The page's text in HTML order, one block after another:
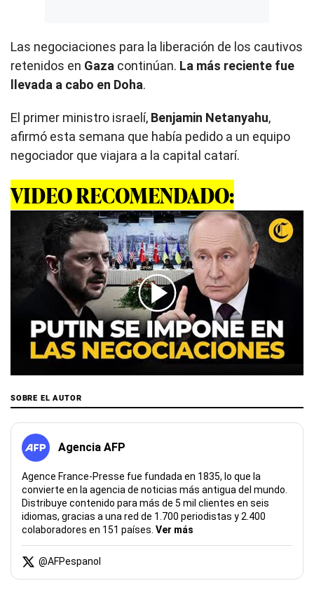
Las negociaciones para la liberación de los cautivos
retenidos en Gaza continúan. La más reciente fue
llevada a cabo en Doha.
El primer ministro israelí, Benjamin Netanyahu,
afirmó esta semana que había pedido a un equipo
negociador que viajara a la capital catarí.
VIDEO RECOMENDADO:
SOBRE EL AUTOR
Agencia AFP
Agence France-Presse fue fundada en 1835, lo que la
convierte en la agencia de noticias más antigua del mundo.
Distribuye contenido para más de 5 mil clientes en seis
idiomas, gracias a una red de 1.700 periodistas y 2.400
colaboradores en 151 países. Ver más
@AFPespanol